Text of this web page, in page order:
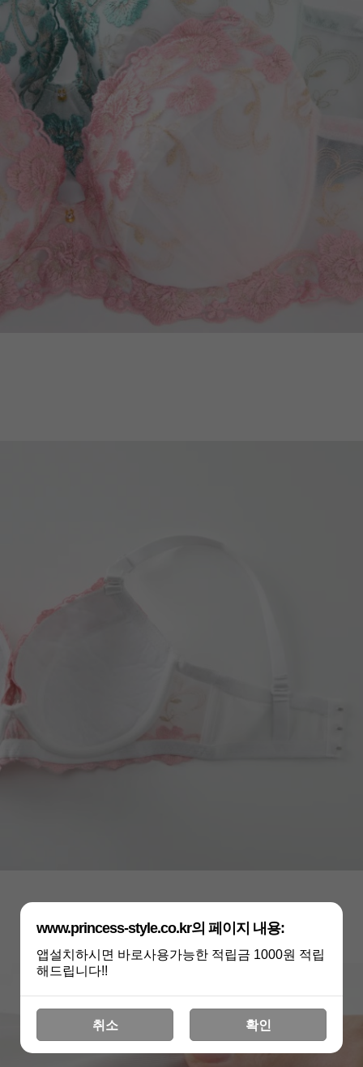
www.princess-style.co.kr의 페이지 내용:
앱설치하시면 바로사용가능한 적립금 1000원 적립
해드립니다!!
취소 확인